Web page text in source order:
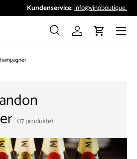
info@vinoboutique.at
Suche Einloggen
Menü
(17 produkte)